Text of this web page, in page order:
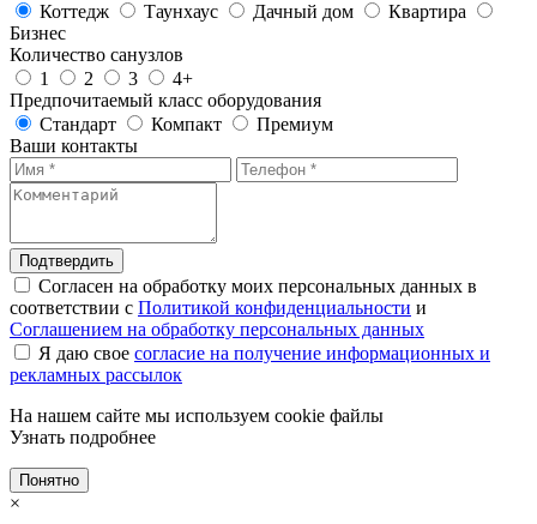
Коттедж
Таунхаус Дачный дом
Квартира
Бизнес
Количество санузлов
1
2 3
4+
Предпочитаемый класс оборудования
Стандарт
Компакт
Премиум
Ваши контакты
Подтвердить
Согласен на обработку моих персональных данных в
соответствии с Политикой конфиденциальности и
Соглашением на обработку персональных данных
Я даю свое согласие на получение информационных и
рекламных рассылок
На нашем сайте мы используем cookie файлы
Узнать подробнее
Понятно
×